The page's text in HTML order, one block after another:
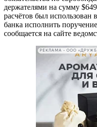
держателями на сумму
расчётов был использован
банка исполнить
сообщается на сайте
РЕКЛАМА • ООО